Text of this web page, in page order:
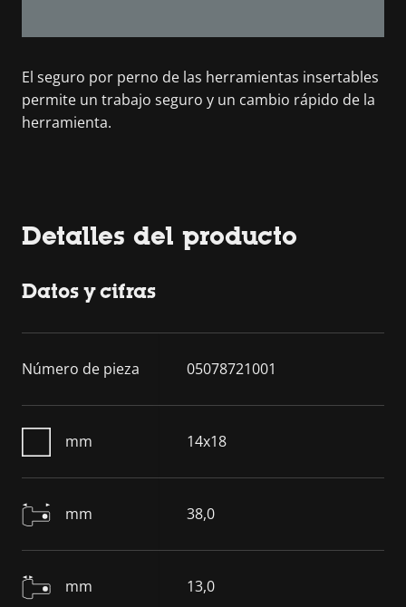
El seguro por perno de las herramientas insertables
permite un trabajo seguro y un cambio rápido de la
herramienta.
Detalles del producto
Datos y cifras
Número de pieza 05078721001
mm 14x18
mm 38,0
mm 13,0